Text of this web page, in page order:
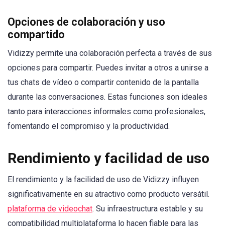
Opciones de colaboración y uso
compartido
Vidizzy permite una colaboración perfecta a través de sus
opciones para compartir. Puedes invitar a otros a unirse a
tus chats de vídeo o compartir contenido de la pantalla
durante las conversaciones. Estas funciones son ideales
tanto para interacciones informales como profesionales,
fomentando el compromiso y la productividad.
Rendimiento y facilidad de uso
El rendimiento y la facilidad de uso de Vidizzy influyen
significativamente en su atractivo como producto versátil.
plataforma de videochat. Su infraestructura estable y su
compatibilidad multiplataforma lo hacen fiable para las